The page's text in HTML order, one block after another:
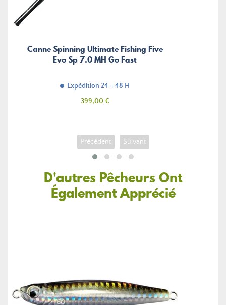
Canne Spinning Ultimate Fishing Five
Evo Sp 7.0 MH Go Fast
Expédition 24 - 48 H
Prix
399,00 €
Précédent Suivant
D'autres Pêcheurs Ont
Également Apprécié